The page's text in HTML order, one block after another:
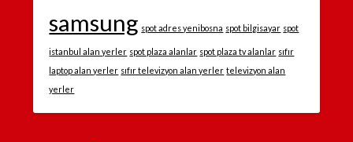
samsung spot adres yenibosna spot bilgisayar spot
istanbul alan yerler spot plaza alanlar spot plaza tv alanlar sıfır
laptop alan yerler sıfır televizyon alan yerler televizyon alan
yerler